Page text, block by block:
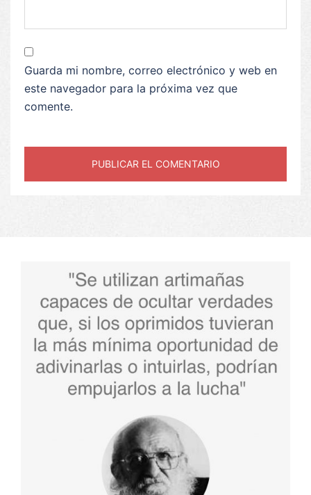
Guarda mi nombre, correo electrónico y web en
este navegador para la próxima vez que
comente.